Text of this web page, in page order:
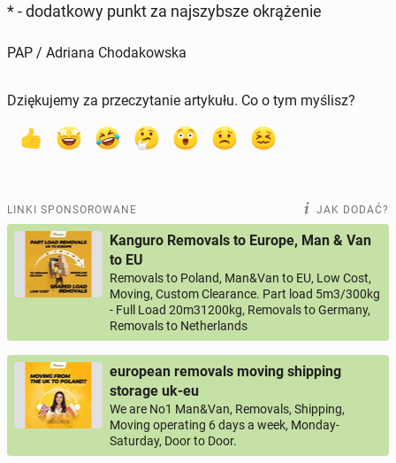
* - do­dat­ko­wy punkt za naj­szyb­sze okrą­że­nie
PAP / Adriana Chodakowska
Dziękujemy za przeczytanie artykułu. Co o tym myślisz?
LINKI SPONSOROWANE JAK DODAĆ?
Kanguro Removals to Europe, Man & Van
to EU
Removals to Poland, Man&Van to EU, Low Cost,
Moving, Custom Clearance. Part load 5m3/300kg
- Full Load 20m31200kg, Removals to Germany,
Removals to Netherlands
european removals moving shipping
storage uk-eu
We are No1 Man&Van, Removals, Shipping,
Moving operating 6 days a week, Monday-
Saturday, Door to Door.